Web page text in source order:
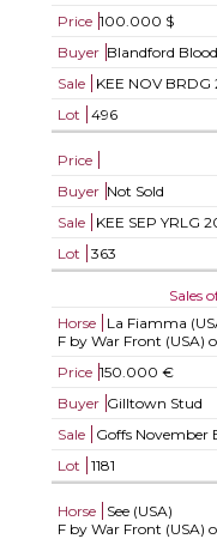
Price 100.000 $
Buyer Blandford
Sale
KEE NOV BRDG
Lot
496
Price
Buyer Not Sold
Sale
KEE SEP YRLG
Lot
363
Sales
Horse
La Fiamma
F by War Front (USA)
Price 150.000 €
Buyer Gilltown Stud
Sale
Goffs November
Lot
1181
Horse
See (USA)
F by War Front (USA)